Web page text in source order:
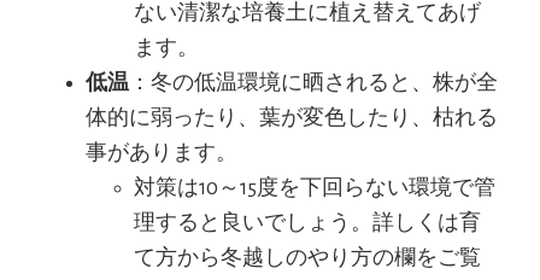
ない清潔な培養土に植え替えてあげ
ます。
低温 ：冬の低温環境に晒されると、株が全
体的に弱ったり、葉が変色したり、枯れる
事があります。
対策は10～15度を下回らない環境で管
理すると良いでしょう。詳しくは育
て方から冬越しのやり方の欄をご覧